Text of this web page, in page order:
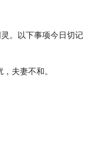
。以下事项今日切记
夫妻不和。